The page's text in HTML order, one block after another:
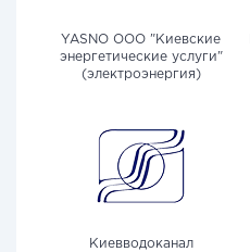
YASNO OOO "Киевские
энергетические услуги"
(электроэнергия)
Киевводоканал